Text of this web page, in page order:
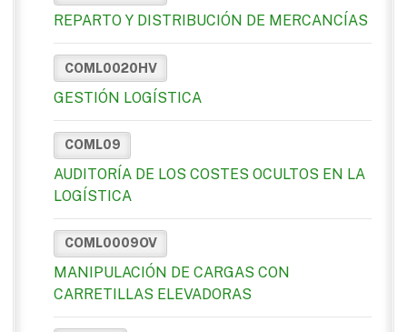
REPARTO Y DISTRIBUCIÓN DE MERCANCÍAS
COML0020HV
GESTIÓN LOGÍSTICA
COML09
AUDITORÍA DE LOS COSTES OCULTOS EN LA
LOGÍSTICA
COML0009OV
MANIPULACIÓN DE CARGAS CON
CARRETILLAS ELEVADORAS